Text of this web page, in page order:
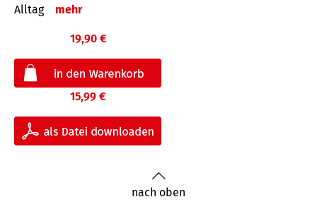
Alltag
mehr
19,90 €
15,99 €
nach oben